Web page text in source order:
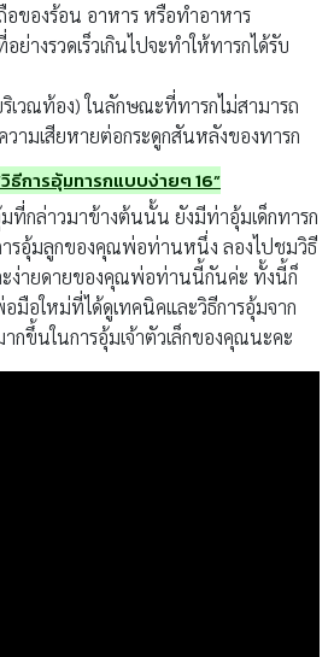
ของร้อน อาหาร หรือทำอาหาร
ย่างรวดเร็วเกินไปจะทำให้ทารกได้รับ
เวณท้อง) ในลักษณะที่ทารกไม่สามารถ
ความเสียหายต่อกระดูกสันหลังของทารก
ธีการอุ้มทารกแบบง่ายๆ 16”
ที่กล่าวมาข้างต้นนั้น ยังมีท่าอุ้มเด็กทารก
ารอุ้มลูกของคุณพ่อท่านหนึ่ง ลองไปชมวิธี
ง่ายดายของคุณพ่อท่านนี้กันค่ะ ทั้งนี้ก็
อใหม่ที่ได้ดูเทคนิคและวิธีการอุ้มจาก
กขึ้นในการอุ้มเจ้าตัวเล็กของคุณนะคะ